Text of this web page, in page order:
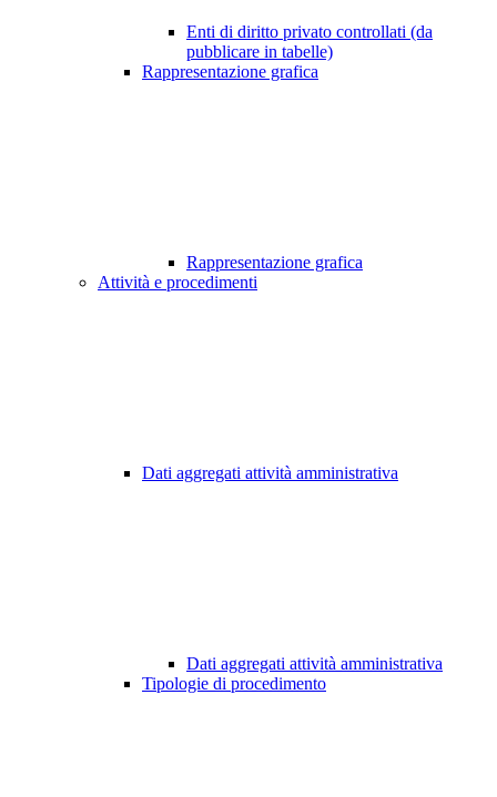
Enti di diritto privato controllati (da
pubblicare in tabelle)
Rappresentazione grafica
Rappresentazione grafica
Attività e procedimenti
Dati aggregati attività amministrativa
Dati aggregati attività amministrativa
Tipologie di procedimento